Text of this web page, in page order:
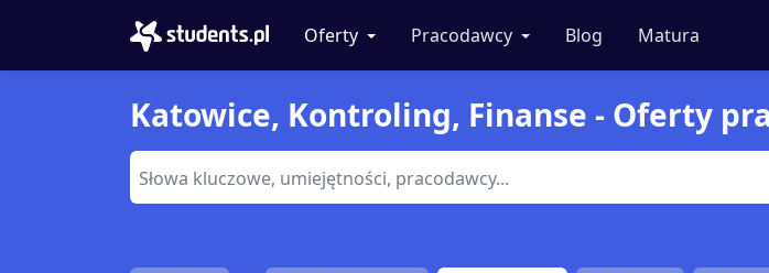
Oferty Pracodawcy Blog Matura
Katowice, Kontroling, Finanse - Oferty